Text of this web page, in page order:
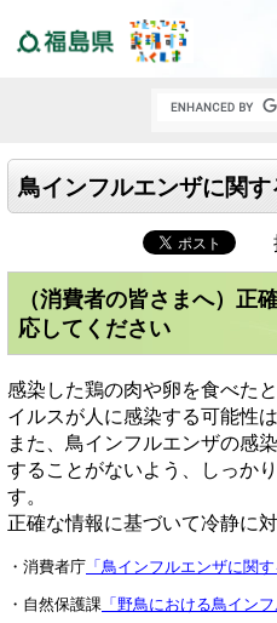
鳥インフルエンザに関す
（消費者の皆さまへ）正
応してください
感染した鶏の肉や卵を食べた
イルスが人に感染する可能性
また、鳥インフルエンザの感
することがないよう、しっか
す。
正確な情報に基づいて冷静に
・消費者庁 「鳥インフルエンザに関す
・自然保護課 「野鳥における鳥イン